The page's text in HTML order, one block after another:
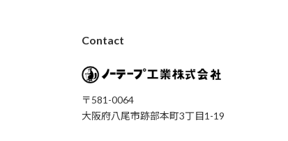
Contact
〒581-0064
大阪府八尾市跡部本町3丁目1-19